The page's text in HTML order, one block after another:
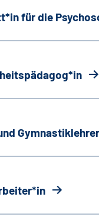
für die